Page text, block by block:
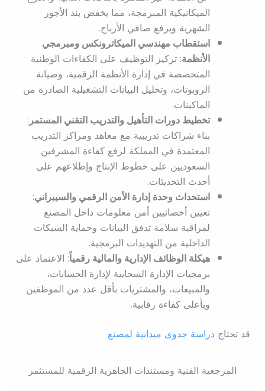
الميكانيكية المبرمجة، مما يخفض بند الأجور
الشهرية ويرفع صافي الأرباح.
استقطاب مهندسي الميكاترونكس ومبرمجي
الأنظمة: تركيز التوظيف على الكفاءات الوطنية
المتخصصة في إدارة الأنظمة الرقمية، وصيانة
الروبوتات، وتحليل البيانات التشغيلية الصادرة من
الماكينات.
تخطيط دورات التأهيل والتدريب التقني المستمر:
بناء شراكات تدريبية مع معاهد ومراكز التدريب
المعتمدة في المملكة لرفع كفاءة المشرفين
السعوديين على خطوط الإنتاج وإطلاعهم على
أحدث التحديثات.
استحداث وحدة إدارة الأمن الرقمي والسيبراني:
تعيين أخصائيين أمن معلومات داخل المصنع
لمراقبة سلامة تدفق البيانات وحماية الشبكات
الداخلية من التهديدات البرمجية.
هيكلة الوظائف الإدارية والمالية رقمياً: الاعتماد على
برمجيات الإدارة السحابية لإدارة الحسابات،
والمبيعات، والمشتريات بأقل عدد من الموظفين
وبأعلى كفاءة رقابية.
قد تحتاج دراسة جدوى ميدانية لمصنع
المرجعية الفنية ومستندات الجاهزية الرقمية للمستثمر